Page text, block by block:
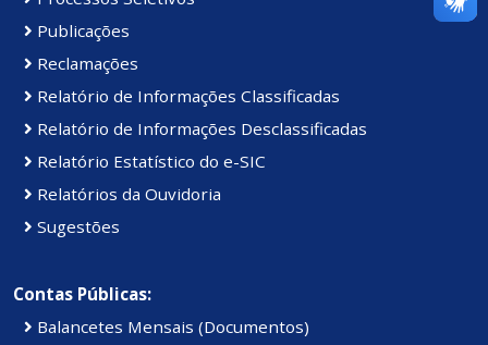
Publicações
Reclamações
Relatório de Informações Classificadas
Relatório de Informações Desclassificadas
Relatório Estatístico do e-SIC
Relatórios da Ouvidoria
Sugestões
Contas Públicas:
Balancetes Mensais (Documentos)